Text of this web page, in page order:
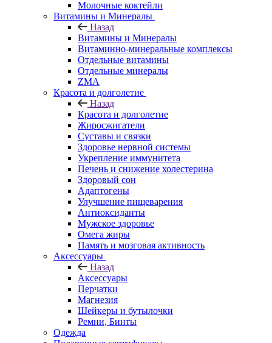
Молочные коктейли
Витамины и Минералы
Назад
Витамины и Минералы
Витаминно-минеральные комплексы
Отдельные витамины
Отдельные минералы
ZMA
Красота и долголетие
Назад
Красота и долголетие
Жиросжигатели
Суставы и связки
Здоровье нервной системы
Укрепление иммунитета
Печень и снижение холестерина
Здоровый сон
Адаптогены
Улучшение пищеварения
Антиоксиданты
Мужское здоровье
Омега жиры
Память и мозговая активность
Аксессуары
Назад
Аксессуары
Перчатки
Магнезия
Шейкеры и бутылочки
Ремни, Бинты
Одежда